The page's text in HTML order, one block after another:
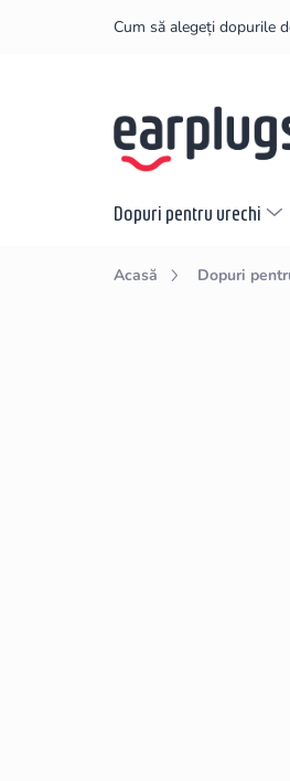
Cum să alegeți dopurile
Dopuri pentru urechi
Acasă Dopuri